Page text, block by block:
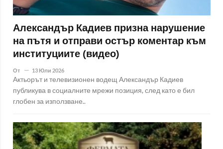
Александър Кадиев призна нарушение
на пътя и отправи остър коментар към
институциите (видео)
От 13 Юли 2026
Актьорът и телевизионен водещ Александър Кадиев
публикува в социалните мрежи позиция, след като е бил
глобен за използване..